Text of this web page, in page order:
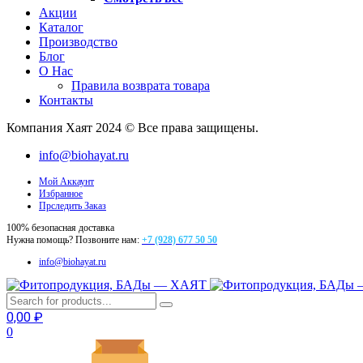
Акции
Каталог
Производство
Блог
О Нас
Правила возврата товара
Контакты
Компания Хаят 2024 © Все права защищены.
info@biohayat.ru
Мой Аккаунт
Избранное
Прследить Заказ
100% безопасная доставка
Нужна помощь? Позвоните нам: +7 (928) 677 50 50
info@biohayat.ru
0,00 ₽
0